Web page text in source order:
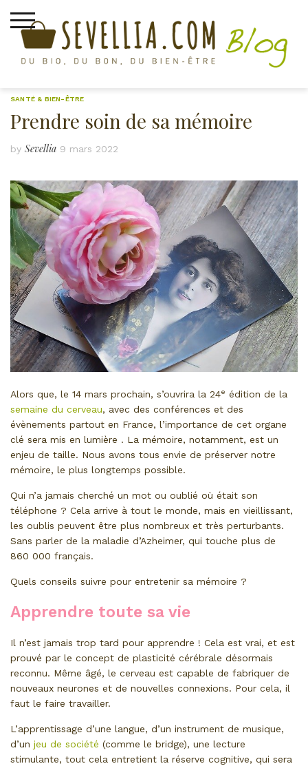
content
SANTÉ & BIEN-ÊTRE
Prendre soin de sa mémoire
by Sevellia 9 mars 2022
Alors que, le 14 mars prochain, s’ouvrira la 24e édition de la
semaine du cerveau, avec des conférences et des
évènements partout en France, l’importance de cet organe
clé sera mis en lumière . La mémoire, notamment, est un
enjeu de taille. Nous avons tous envie de préserver notre
mémoire, le plus longtemps possible.
Qui n’a jamais cherché un mot ou oublié où était son
téléphone ? Cela arrive à tout le monde, mais en vieillissant,
les oublis peuvent être plus nombreux et très perturbants.
Sans parler de la maladie d’Azheimer, qui touche plus de
860 000 français.
Quels conseils suivre pour entretenir sa mémoire ?
Apprendre toute sa vie
Il n’est jamais trop tard pour apprendre ! Cela est vrai, et est
prouvé par le concept de plasticité cérébrale désormais
reconnu. Même âgé, le cerveau est capable de fabriquer de
nouveaux neurones et de nouvelles connexions. Pour cela, il
faut le faire travailler.
L’apprentissage d’une langue, d’un instrument de musique,
d’un jeu de société (comme le bridge), une lecture
stimulante, tout cela entretient la réserve cognitive, qui sera